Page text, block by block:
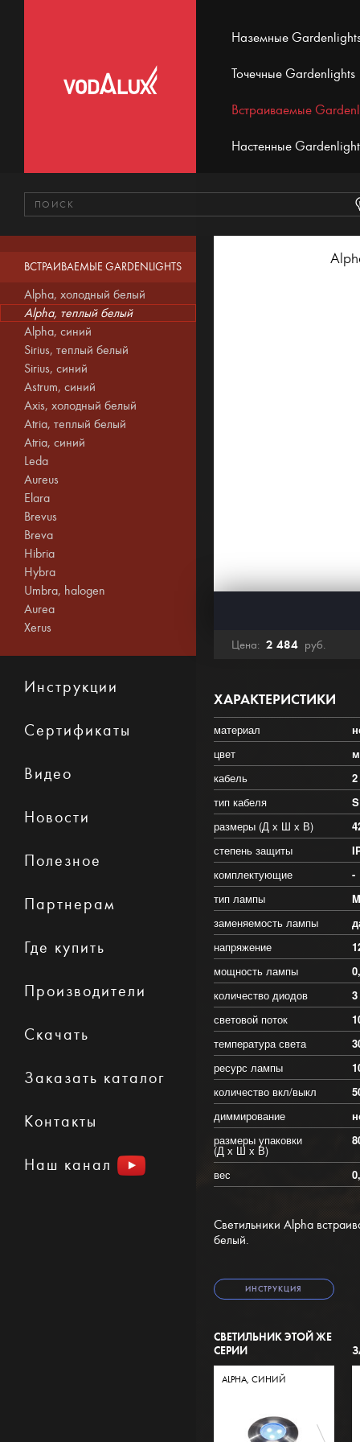
Наземные
Точечные Gardenlights
Встраиваемые
Настенные
Цена: 2 484 руб.
ХАРАКТЕРИСТИКИ
материал
цвет
кабель
тип кабеля
размеры (Д х Ш х В)
степень защиты
комплектующие
-
тип лампы
заменяемость лампы
напряжение
мощность лампы
количество диодов
3
световой поток
температура света
ресурс лампы
количество вкл/выкл
диммирование
размеры упаковки
(Д х Ш х В)
вес
Светильники Alpha
белый.
ИНСТРУКЦИЯ
СВЕТИЛЬНИК ЭТОЙ ЖЕ
СЕРИИ
ALPHA, СИНИЙ
ВСТРАИВАЕМЫЕ GARDENLIGHTS
Alpha, холодный белый
Alpha, теплый белый
Alpha, синий
Sirius, теплый белый
Sirius, синий
Astrum, синий
Axis, холодный белый
Atria, теплый белый
Atria, синий
Leda
Aureus
Elara
Brevus
Breva
Hibria
Hybra
Umbra, halogen
Aurea
Xerus
Инструкции
Сертификаты
Видео
Новости
Полезное
Партнерам
Где купить
Производители
Скачать
Заказать каталог
Контакты
Наш канал